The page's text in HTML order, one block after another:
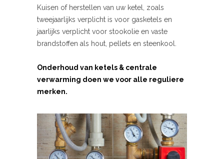
Kuisen of herstellen van uw ketel, zoals
tweejaarlijks verplicht is voor gasketels en
jaarlijks verplicht voor stookolie en vaste
brandstoffen als hout, pellets en steenkool.
Onderhoud van ketels & centrale
verwarming doen we voor alle reguliere
merken.